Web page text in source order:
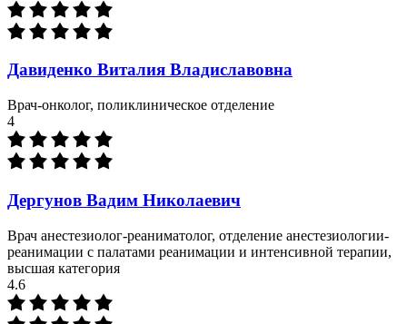
Давиденко Виталия Владиславовна
Врач-онколог, поликлиническое отделение
4
Дергунов Вадим Николаевич
Врач анестезиолог-реаниматолог, отделение анестезиологии-
реанимации с палатами реанимации и интенсивной терапии,
высшая категория
4.6